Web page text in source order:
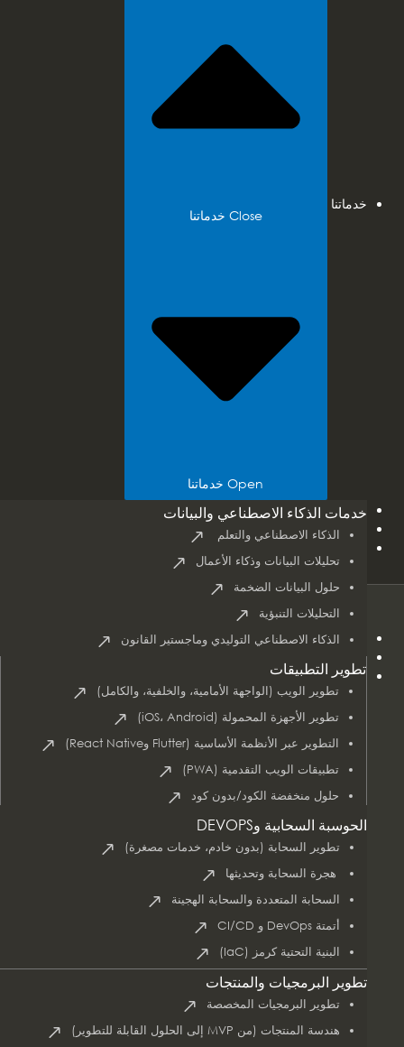
خدماتنا
Close خدماتنا
Open خدماتنا
خدمات الذكاء الاصطناعي والبيانات
الذكاء الاصطناعي والتعلم
تحليلات البيانات وذكاء الأعمال
حلول البيانات الضخمة
التحليلات التنبؤية
الذكاء الاصطناعي التوليدي وماجستير القانون
تطوير التطبيقات
تطوير الويب (الواجهة الأمامية، والخلفية، والكامل)
تطوير الأجهزة المحمولة (iOS، Android)
التطوير عبر الأنظمة الأساسية (Flutter وReact Native)
تطبيقات الويب التقدمية (PWA)
حلول منخفضة الكود/بدون كود
الحوسبة السحابية وDEVOPS
تطوير السحابة (بدون خادم، خدمات مصغرة)
هجرة السحابة وتحديثها
السحابة المتعددة والسحابة الهجينة
أتمتة DevOps و CI/CD
البنية التحتية كرمز (IaC)
تطوير البرمجيات والمنتجات
تطوير البرمجيات المخصصة
هندسة المنتجات (من MVP إلى الحلول القابلة للتطوير)
مجموعات التكنولوجيا
الصناعات
Home
Services